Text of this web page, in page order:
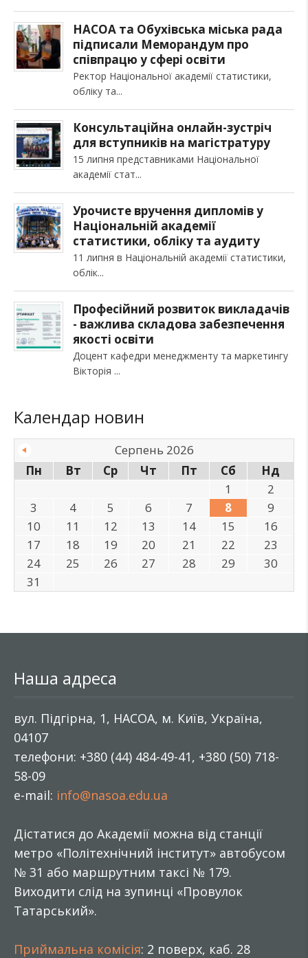
НАСОА та Обухівська міська рада
підписали Меморандум про
співпрацю у сфері освіти
Ректор Національної академії статистики,
обліку та
Консультаційна онлайн-зустріч
для вступників на магістратуру
15 липня представниками Національної
академії стат
Урочисте вручення дипломів у
Національній академії
статистики, обліку та аудиту
11 липня в Національній академії статистики,
облік
Професійний розвиток викладачів
- важлива складова забезпечення
якості освіти
Доцент кафедри менеджменту та маркетингу
Вікторія
Календар новин
Серпень 2026
Пн
Вт Ср Чт Пт Сб
Нд
1
2
3
4 5 6 7 8
9
10
11 12 13 14 15
16
17
18 19 20 21 22
23
24
25 26 27 28 29
30
31
Наша адреса
вул. Підгірна, 1, НАСОА, м. Київ, Україна,
04107
телефони: +380 (44) 484-49-41, +380 (50) 718-
58-09
e-mail: info@nasoa.edu.ua
Дістатися до Академії можна від станції
метро «Політехнічний інститут» автобусом
№ 31 або маршрутним таксі № 179.
Виходити слід на зупинці «Провулок
Татарський».
Приймальна комісія: 2 поверх, каб. 28